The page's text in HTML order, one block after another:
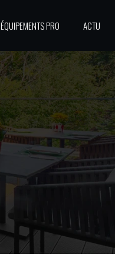
ÉQUIPEMENTS PRO ACTU